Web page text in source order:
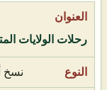
رحلات الولايات
نسخ